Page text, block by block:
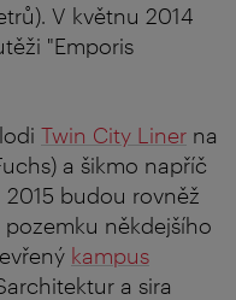
V květnu 2014
"Emporis
Twin City Liner na
a šikmo napříč
budou rovněž
někdejšího
kampus
a sira